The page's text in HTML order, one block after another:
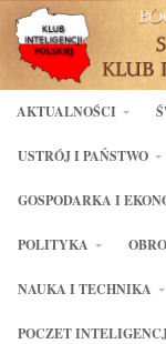
AKTUALNOŚCI
USTRÓJ I PAŃSTWO
GOSPODARKA I
POLITYKA
NAUKA I TECHNIKA
POCZET